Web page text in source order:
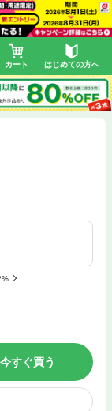
カート はじめての方へ
今すぐ買う